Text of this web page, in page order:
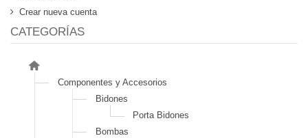
Crear nueva cuenta
CATEGORÍAS
Componentes y Accesorios
Bidones
Porta Bidones
Bombas